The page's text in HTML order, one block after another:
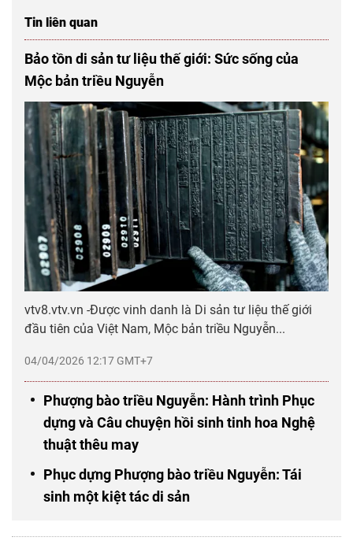
Tin liên quan
Bảo tồn di sản tư liệu thế giới: Sức sống của
Mộc bản triều Nguyễn
04/04/2026 12:17 GMT+7
vtv8.vtv.vn -Được vinh danh là Di sản tư liệu thế giới
đầu tiên của Việt Nam, Mộc bản triều Nguyễn...
Phượng bào triều Nguyễn: Hành trình Phục
dựng và Câu chuyện hồi sinh tinh hoa Nghệ
thuật thêu may
Phục dựng Phượng bào triều Nguyễn: Tái
sinh một kiệt tác di sản